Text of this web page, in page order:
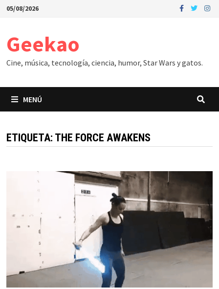
Saltar
05/08/2026
Geekao
Cine, música, tecnología, ciencia, humor, Star Wars y gatos.
MENÚ
ETIQUETA: THE FORCE AWAKENS